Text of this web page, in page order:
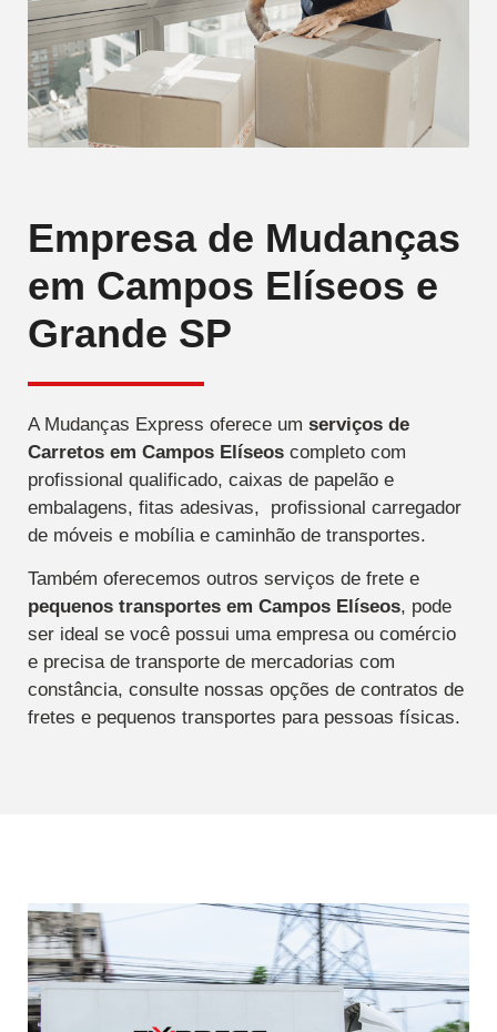
Empresa de Mudanças
em Campos Elíseos e
Grande SP
A Mudanças Express oferece um serviços de
Carretos em Campos Elíseos completo com
profissional qualificado, caixas de papelão e
embalagens, fitas adesivas, profissional carregador
de móveis e mobília e caminhão de transportes.
Também oferecemos outros serviços de frete e
pequenos transportes em Campos Elíseos, pode
ser ideal se você possui uma empresa ou comércio
e precisa de transporte de mercadorias com
constância, consulte nossas opções de contratos de
fretes e pequenos transportes para pessoas físicas.